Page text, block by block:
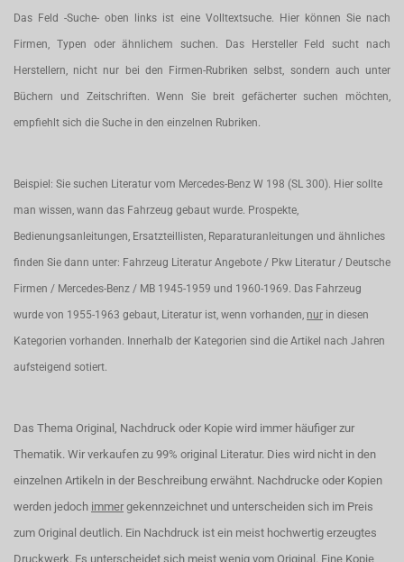
Das Feld -Suche- oben links ist eine Volltextsuche. Hier können Sie nach
Firmen, Typen oder ähnlichem suchen. Das Hersteller Feld sucht nach
Herstellern, nicht nur bei den Firmen-Rubriken selbst, sondern auch unter
Büchern und Zeitschriften. Wenn Sie breit gefächerter suchen möchten,
empfiehlt sich die Suche in den einzelnen Rubriken.
Beispiel: Sie suchen Literatur vom Mercedes-Benz W 198 (SL 300). Hier sollte
man wissen, wann das Fahrzeug gebaut wurde. Prospekte,
Bedienungsanleitungen, Ersatzteillisten, Reparaturanleitungen und ähnliches
finden Sie dann unter: Fahrzeug Literatur Angebote / Pkw Literatur / Deutsche
Firmen / Mercedes-Benz / MB 1945-1959 und 1960-1969. Das Fahrzeug
wurde von 1955-1963 gebaut, Literatur ist, wenn vorhanden, nur in diesen
Kategorien vorhanden. Innerhalb der Kategorien sind die Artikel nach Jahren
aufsteigend sotiert.
Das Thema Original, Nachdruck oder Kopie wird immer häufiger zur
Thematik. Wir verkaufen zu 99% original Literatur. Dies wird nicht in den
einzelnen Artikeln in der Beschreibung erwähnt. Nachdrucke oder Kopien
werden jedoch immer gekennzeichnet und unterscheiden sich im Preis
zum Original deutlich. Ein Nachdruck ist ein meist hochwertig erzeugtes
Druckwerk. Es unterscheidet sich meist wenig vom Original. Eine Kopie